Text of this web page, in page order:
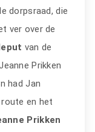
dorpsraad, die
ver over de
van de
Prikken
had Jan
en het
Prikken